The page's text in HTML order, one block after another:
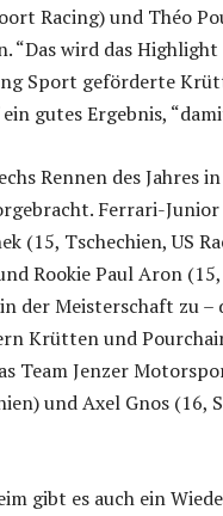
Racing) und Théo
“Das wird das
Sport geförderte
gutes Ergebnis,
Rennen des Jahres
Ferrari-
(15, Tschechien, US
Rookie Paul Aron
der Meisterschaft zu
Krütten und
Team Jenzer
und Axel Gnos (16,
gibt es auch ein